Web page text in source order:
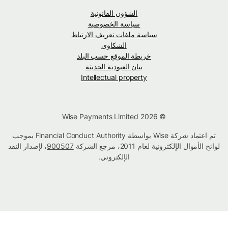
الشؤون القانونية
سياسة الخصوصية
سياسة ملفات تعريف الارتباط
الشكاوى
خريطة الموقع حسب البلد
بيان العبودية الحديثة
Intellectual property
تم اعتماد شركة Wise بواسطة Financial Conduct Authority بموجب
لوائح الأموال الإلكترونية لعام 2011، مرجع الشركة
900507، لإصدار النقد
الإلكتروني.